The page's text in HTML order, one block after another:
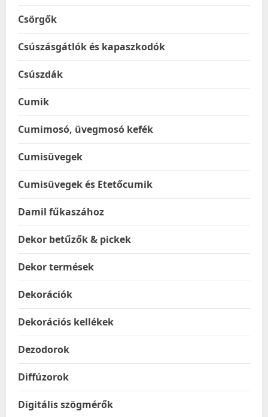
Csörgők
Csúszásgátlók és kapaszkodók
Csúszdák
Cumik
Cumimosó, üvegmosó kefék
Cumisüvegek
Cumisüvegek és Etetőcumik
Damil fűkaszához
Dekor betűzők & pickek
Dekor termések
Dekorációk
Dekorációs kellékek
Dezodorok
Diffúzorok
Digitális szögmérők